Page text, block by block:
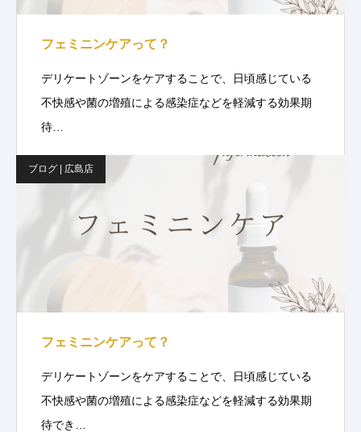
フェミニンケアって？
デリケートゾーンをケアすることで、日頃感じている
不快感や菌の増殖による感染症などを軽減する効果期
待…
ブログ | 広島店
フェミニンケアって？
デリケートゾーンをケアすることで、日頃感じている
不快感や菌の増殖による感染症などを軽減する効果期
待でき…